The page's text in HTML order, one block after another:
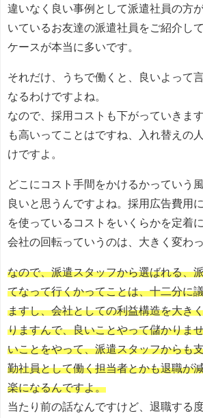
違いなく良い事例として派遣社員の方
いているお友達の派遣社員をご紹介し
ケースが本当に多いです。
それだけ、うちで働くと、良いよって
なるわけですよね。
なので、採用コストも下がっていきま
も高いってことはですね、入れ替えの
けですよ。
どこにコスト手間をかけるかっていう
良いと思うんですよね。採用広告費用
を使っているコストをいくらかを定着
会社の回転っていうのは、大きく変わっ
なので、派遣スタッフから選ばれる、
てなって行くかってことは、十二分に
ますし、会社としての利益構造を大き
りますんで、良いことやって儲かりま
いことをやって、派遣スタッフからも
勤社員として働く担当者とかも退職が
楽になるんですよ。
当たり前の話なんですけど、退職する